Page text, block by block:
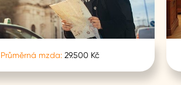
Průměrná mzda: 29.500 Kč